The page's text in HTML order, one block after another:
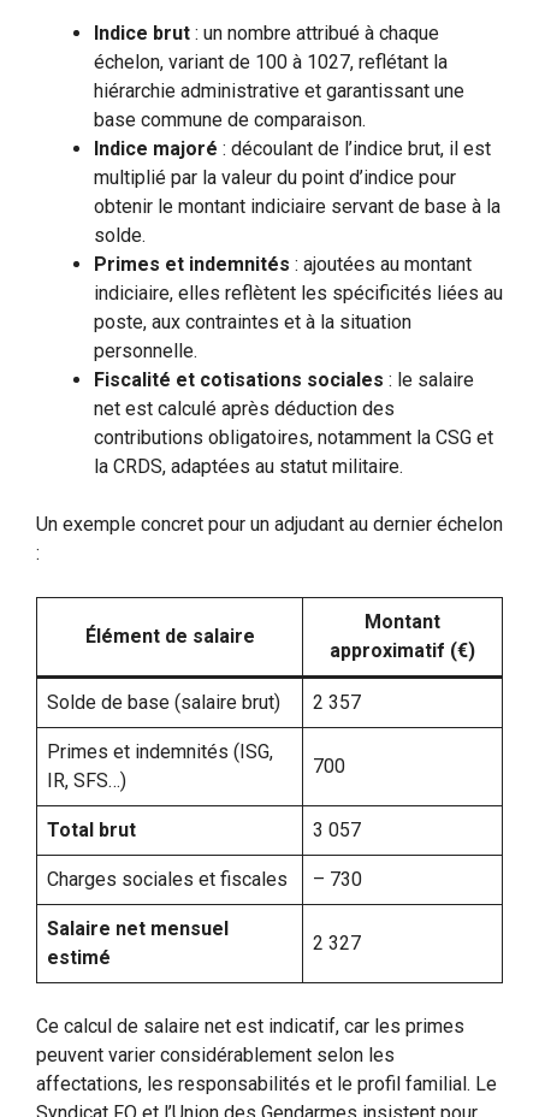
Indice brut : un nombre attribué à chaque
échelon, variant de 100 à 1027, reflétant la
hiérarchie administrative et garantissant une
base commune de comparaison.
Indice majoré : découlant de l’indice brut, il est
multiplié par la valeur du point d’indice pour
obtenir le montant indiciaire servant de base à la
solde.
Primes et indemnités : ajoutées au montant
indiciaire, elles reflètent les spécificités liées au
poste, aux contraintes et à la situation
personnelle.
Fiscalité et cotisations sociales : le salaire
net est calculé après déduction des
contributions obligatoires, notamment la CSG et
la CRDS, adaptées au statut militaire.
Un exemple concret pour un adjudant au dernier échelon
:
Élément de salaire
Montant
approximatif (€)
Solde de base (salaire brut) 2 357
Primes et indemnités (ISG,
IR, SFS…)
700
Total brut 3 057
Charges sociales et fiscales – 730
Salaire net mensuel
estimé
2 327
Ce calcul de salaire net est indicatif, car les primes
peuvent varier considérablement selon les
affectations, les responsabilités et le profil familial. Le